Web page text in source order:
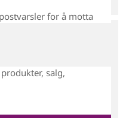
for å motta
salg,